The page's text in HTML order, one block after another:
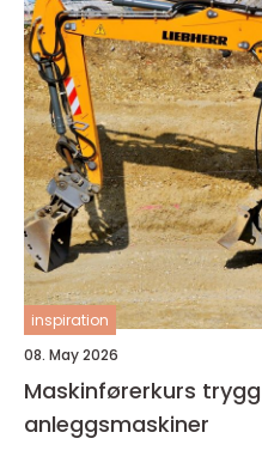
inspiration
08. May 2026
Maskinførerkurs trygg og effektiv bruk av
anleggsmaskiner